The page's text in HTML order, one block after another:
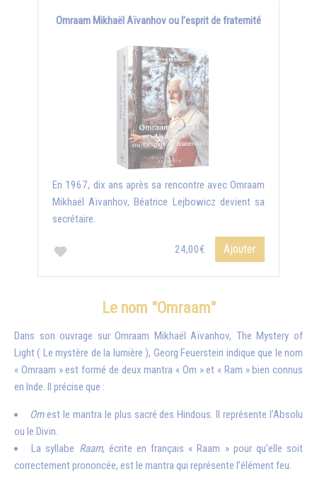
Omraam Mikhaël Aïvanhov ou l’esprit de fraternité
En 1967, dix ans après sa rencontre avec Omraam
Mikhaël Aïvanhov, Béatrice Lejbowicz devient sa
secrétaire.
24,00€ Ajouter
Le nom "Omraam"
Dans son ouvrage sur Omraam Mikhaël Aïvanhov, The Mystery of
Light( Le mystère de la lumière ), Georg Feuerstein indique que le nom
« Omraam » est formé de deux mantra « Om » et « Ram » bien connus
en Inde. Il précise que :
Omest le mantra le plus sacré des Hindous. Il représente l’Absolu
ou le Divin.
La syllabe Raam, écrite en français « Raam » pour qu’elle soit
correctement prononcée, est le mantra qui représente l’élément feu.